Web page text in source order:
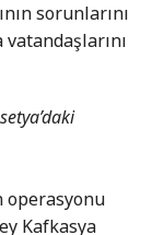
sorunlarını
operasyonu
Kafkasya